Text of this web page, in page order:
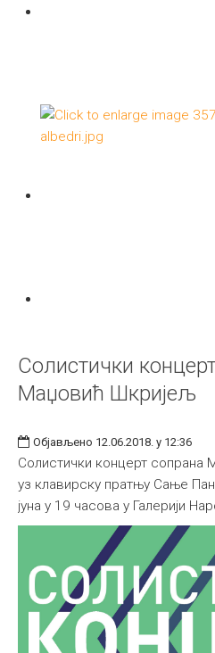
Солистички
Маџовић Шкријељ
Објављено 12.06.2018. у 12:36
Солистички концерт
уз клавирску пратњу Сање
јуна у 19 часова у Галерији